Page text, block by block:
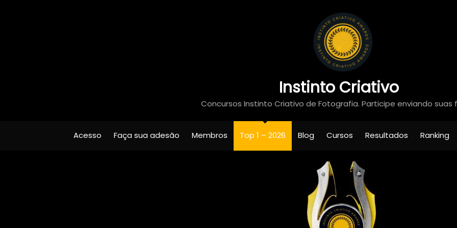
Instinto Criativo
Concursos Instinto Criativo de Fotografia. Participe enviando suas
Acesso Faça sua adesão Membros Top 1 – 2026 Blog Cursos Resultados Ranking